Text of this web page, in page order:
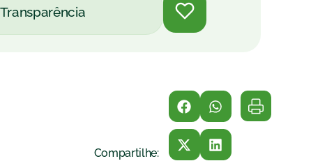
Transparência
Compartilhe: